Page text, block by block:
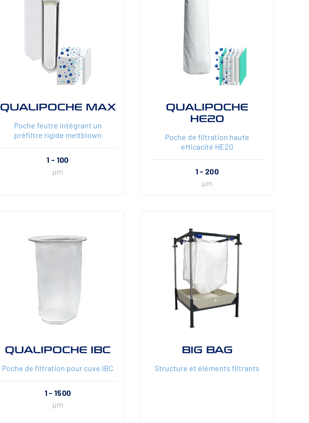
QUALIPOCHE MAX
Poche feutre intégrant un
préfiltre rigide meltblown
1 - 100
µm
QUALIPOCHE
HE20
Poche de filtration haute
efficacité HE20
1 - 200
µm
QUALIPOCHE IBC
Poche de filtration pour cuve IBC
1 - 1500
µm
BIG BAG
Structure et éléments filtrants